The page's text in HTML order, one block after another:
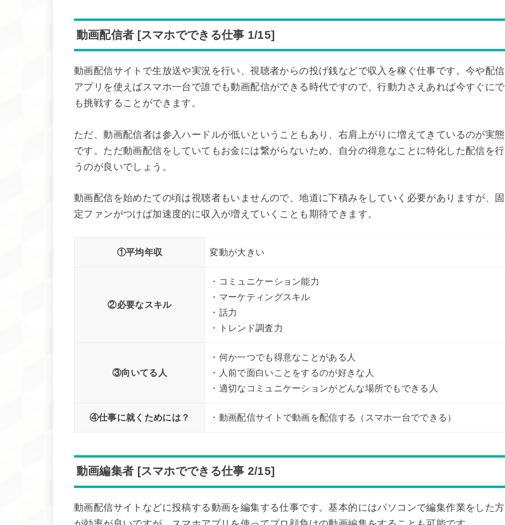
動画配信者 [スマホでできる仕事 1/15]
動画配信サイトで生放送や実況を行い、視聴者からの投げ銭などで収入を稼ぐ仕事です。今や配信
アプリを使えばスマホ一台で誰でも動画配信ができる時代ですので、行動力さえあれば今すぐにで
も挑戦することができます。
ただ、動画配信者は参入ハードルが低いということもあり、右肩上がりに増えてきているのが実態
です。ただ動画配信をしていてもお金には繋がらないため、自分の得意なことに特化した配信を行
うのが良いでしょう。
動画配信を始めたての頃は視聴者もいませんので、地道に下積みをしていく必要がありますが、固
定ファンがつけば加速度的に収入が増えていくことも期待できます。
①平均年収 変動が大きい
②必要なスキル
・コミュニケーション能力
・マーケティングスキル
・話力
・トレンド調査力
③向いてる人
・何か一つでも得意なことがある人
・人前で面白いことをするのが好きな人
・適切なコミュニケーションがどんな場所でもできる人
④仕事に就くためには？ ・動画配信サイトで動画を配信する（スマホ一台でできる）
動画編集者 [スマホでできる仕事 2/15]
動画配信サイトなどに投稿する動画を編集する仕事です。基本的にはパソコンで編集作業をした方